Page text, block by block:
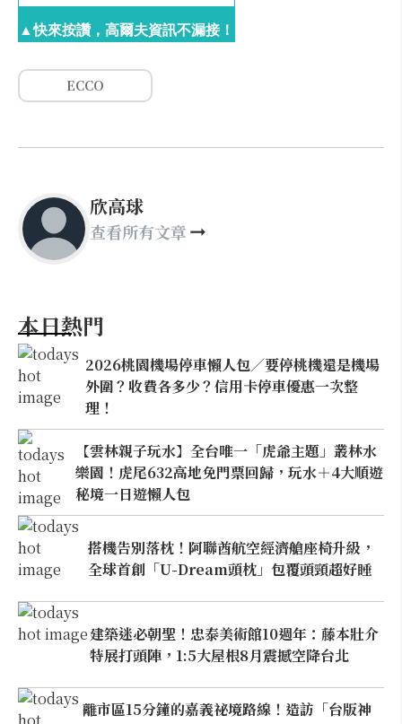
▲快來按讚，高爾夫資訊不漏接！
ECCO
欣高球
查看所有文章
本日熱門
2026桃園機場停車懶人包／要停桃機還是機場
外圍？收費各多少？信用卡停車優惠一次整
理！
【雲林親子玩水】全台唯一「虎爺主題」叢林水
樂園！虎尾632高地免門票回歸，玩水＋4大順遊
秘境一日遊懶人包
搭機告別落枕！阿聯酋航空經濟艙座椅升級，
全球首創「U-Dream頭枕」包覆頭頸超好睡
建築迷必朝聖！忠泰美術館10週年：藤本壯介
特展打頭陣，1:5大屋根8月震撼空降台北
離市區15分鐘的嘉義祕境路線！造訪「台版神